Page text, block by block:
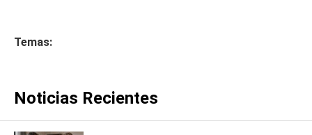
Temas:
Noticias Recientes